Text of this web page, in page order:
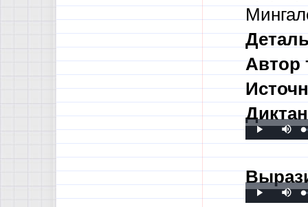
Автор
Play
Mute
Play
Mute